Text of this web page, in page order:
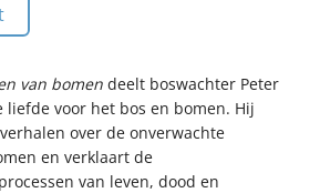
van bomen deelt boswachter Peter
voor het bos en bomen. Hij
over de onverwachte
en verklaart de
van leven, dood en